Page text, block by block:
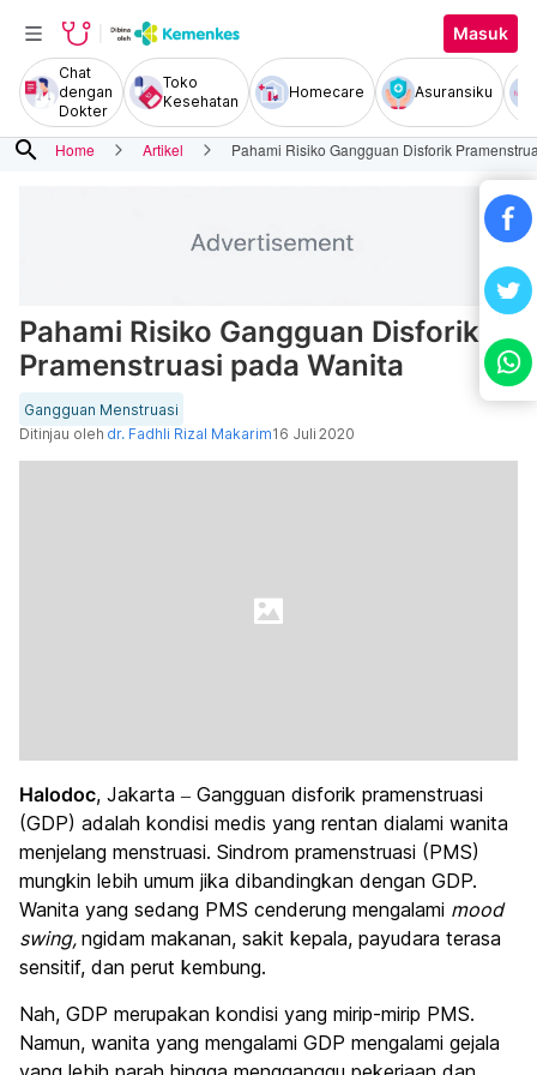
Masuk
Chat
dengan
Dokter
Toko
Kesehatan
Homecare Asuransiku
search Home Artikel Pahami Risiko Gangguan Disforik
Pahami Risiko Gangguan Disforik
Pramenstruasi pada Wanita
Gangguan Menstruasi
Ditinjau oleh dr. Fadhli Rizal Makarim16 Juli 2020
Halodoc, Jakarta – Gangguan disforik pramenstruasi
(GDP) adalah kondisi medis yang rentan dialami wanita
menjelang menstruasi. Sindrom pramenstruasi (PMS)
mungkin lebih umum jika dibandingkan dengan GDP.
Wanita yang sedang PMS cenderung mengalami mood
swing, ngidam makanan, sakit kepala, payudara terasa
sensitif, dan perut kembung.
Nah, GDP merupakan kondisi yang mirip-mirip PMS.
Namun, wanita yang mengalami GDP mengalami gejala